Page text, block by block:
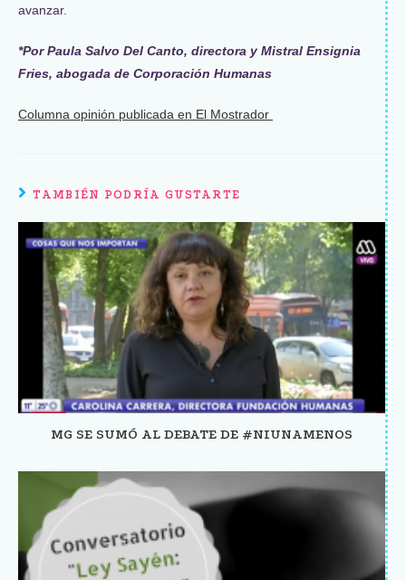
avanzar.
*Por Paula Salvo Del Canto, directora y Mistral Ensignia
Fries, abogada de Corporación Humanas
Columna opinión publicada en El Mostrador
TAMBIÉN PODRÍA GUSTARTE
MG SE SUMÓ AL DEBATE DE #NIUNAMENOS